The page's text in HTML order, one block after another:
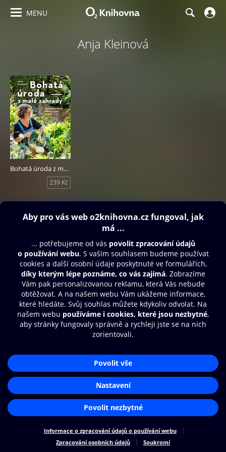
MENU
Anja Kleinová
Bohatá úroda z malé zahrady
239 Kč
Obsah ke stažení
Další zábava
© O2 Czech Republic a.s.
Nákupní řád
Přístupnost
Cookies
Nastavení cookies
Aplikace O2 Knihovna
Čti a poslouchej své e-knihy a
audioknihy rychleji a pohodlněji.